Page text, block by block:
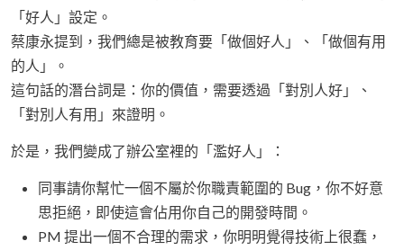
「好人」設定。
蔡康永提到，我們總是被教育要「做個好人」、「做個有用
的人」。
這句話的潛台詞是：你的價值，需要透過「對別人好」、
「對別人有用」來證明。
於是，我們變成了辦公室裡的「濫好人」：
同事請你幫忙一個不屬於你職責範圍的 Bug，你不好意
思拒絕，即使這會佔用你自己的開發時間。
PM 提出一個不合理的需求，你明明覺得技術上很蠢，